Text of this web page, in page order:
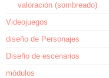
valoración (sombreado)
Videojuegos
diseño de Personajes
Diseño de escenarios
módulos